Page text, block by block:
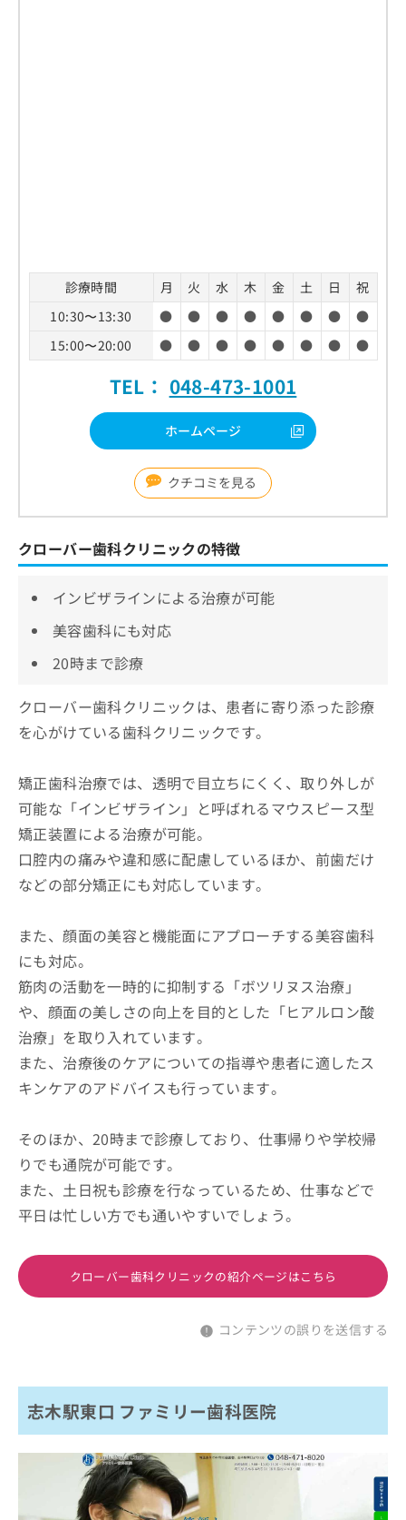
診療時間 月 火 水 木 金 土 日
祝
10:30〜13:30
● ● ● ● ● ● ●
●
15:00〜20:00
● ● ● ● ● ● ● ●
TEL： 048-473-1001
ホームページ
クチコミを見る
クローバー歯科クリニックの特徴
インビザラインによる治療が可能
美容歯科にも対応
20時まで診療
クローバー歯科クリニックは、患者に寄り添った診療
を心がけている歯科クリニックです。
矯正歯科治療では、透明で目立ちにくく、取り外しが
可能な「インビザライン」と呼ばれるマウスピース型
矯正装置による治療が可能。
口腔内の痛みや違和感に配慮しているほか、前歯だけ
などの部分矯正にも対応しています。
また、顔面の美容と機能面にアプローチする美容歯科
にも対応。
筋肉の活動を一時的に抑制する「ボツリヌス治療」
や、顔面の美しさの向上を目的とした「ヒアルロン酸
治療」を取り入れています。
また、治療後のケアについての指導や患者に適したス
キンケアのアドバイスも行っています。
そのほか、20時まで診療しており、仕事帰りや学校帰
りでも通院が可能です。
また、土日祝も診療を行なっているため、仕事などで
平日は忙しい方でも通いやすいでしょう。
クローバー歯科クリニックの紹介ページはこちら
コンテンツの誤りを送信する
志木駅東口 ファミリー歯科医院